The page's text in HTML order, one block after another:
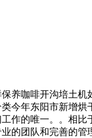
养咖啡开沟培土机
今年东阳市新增烘
作的唯一。。相比
的团队和完善的管